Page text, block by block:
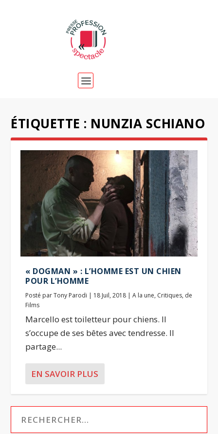
ÉTIQUETTE : NUNZIA SCHIANO
« DOGMAN » : L’HOMME EST UN CHIEN
POUR L’HOMME
Posté parTony Parodi | 18 Juil, 2018 |A la une, Critiques, de
Films
Marcello est toiletteur pour chiens. Il
s’occupe de ses bêtes avec tendresse. Il
partage...
EN SAVOIR PLUS